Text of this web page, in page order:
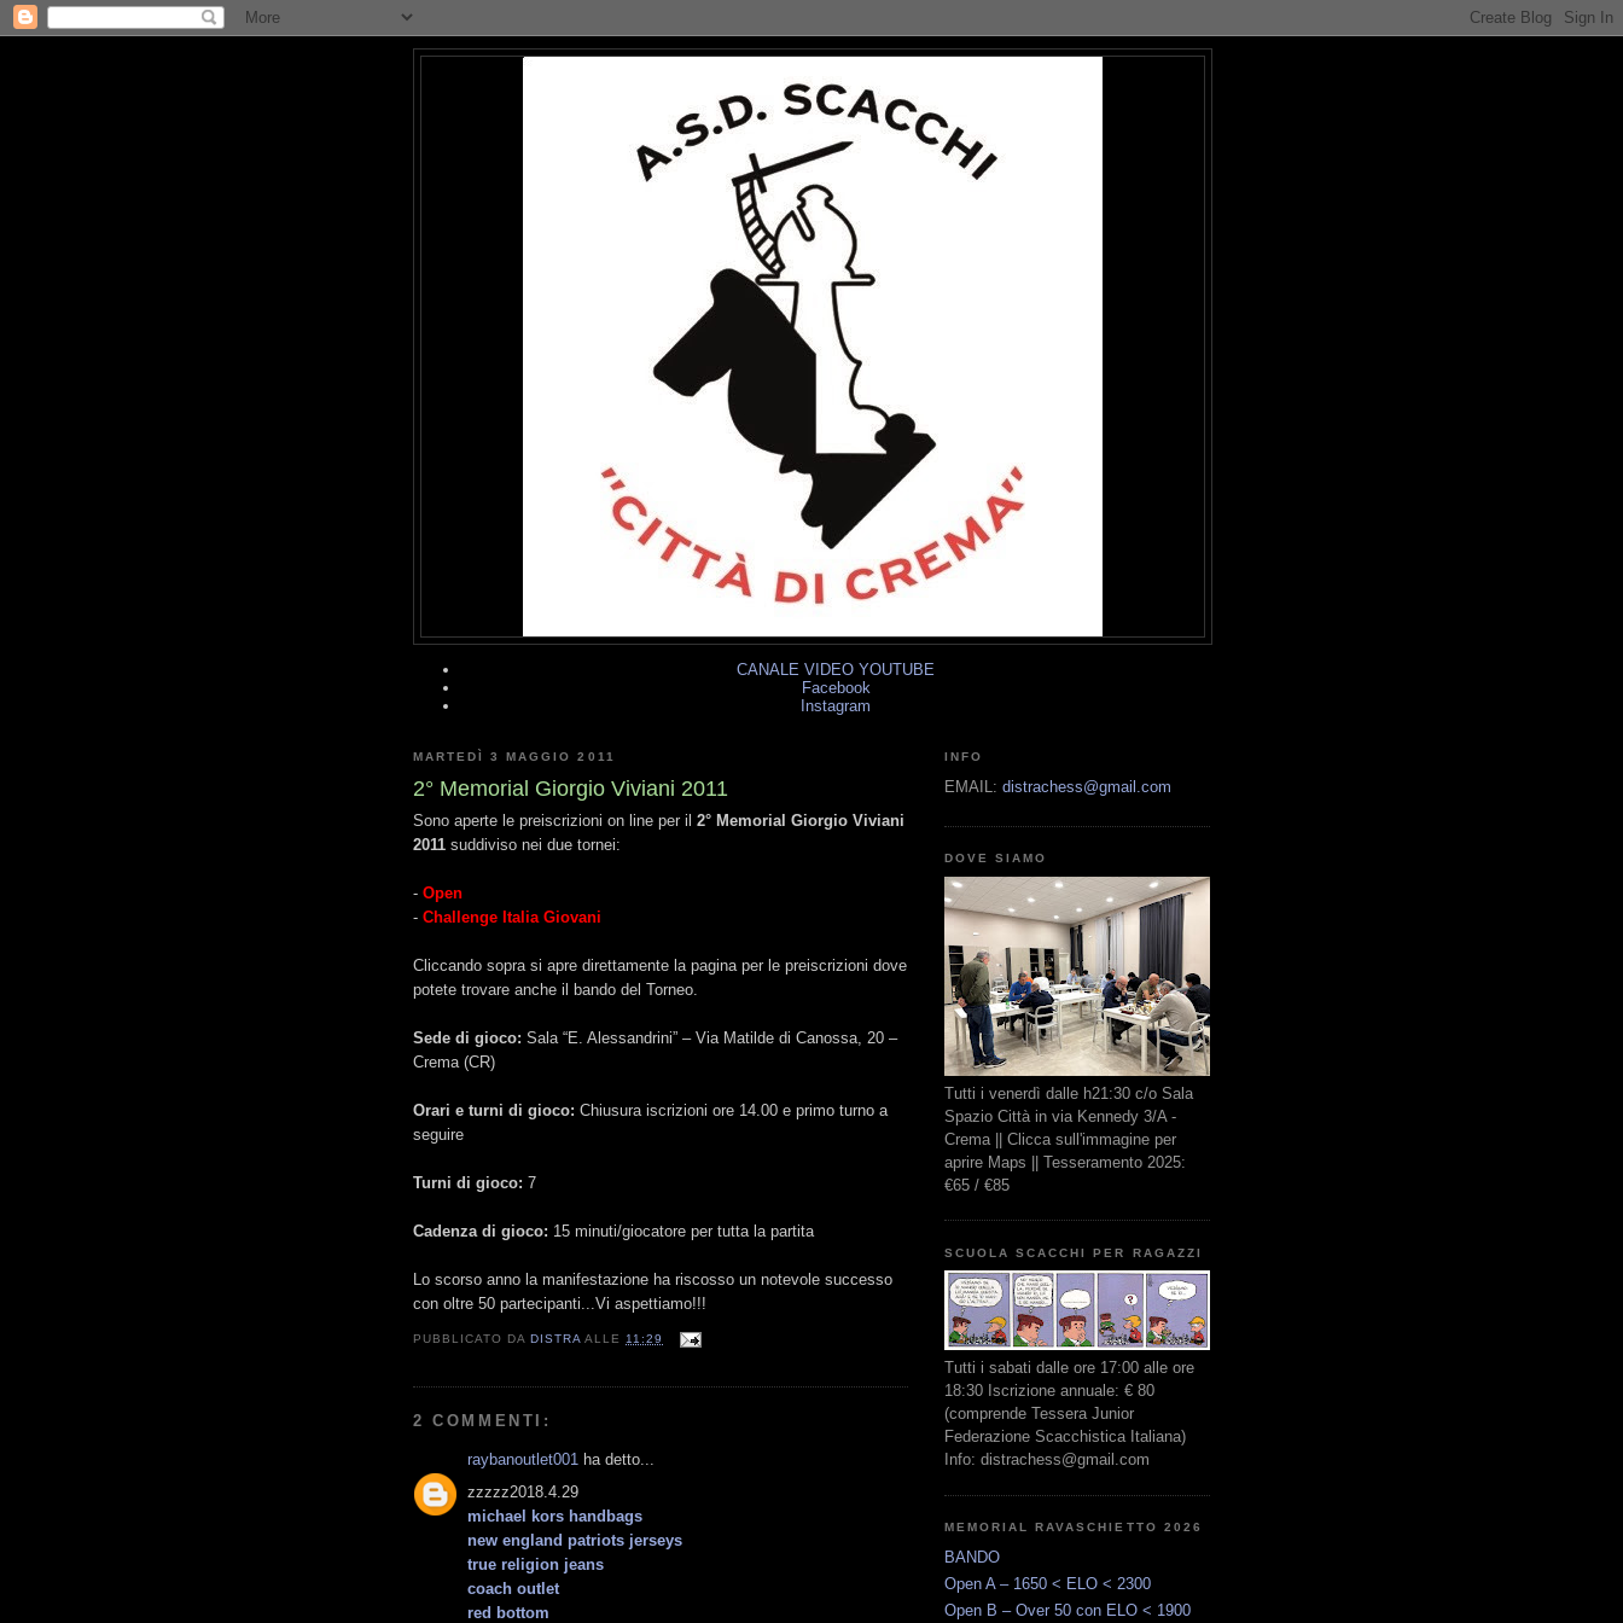
CANALE VIDEO YOUTUBE
Facebook
Instagram
MARTEDÌ 3 MAGGIO 2011
2° Memorial Giorgio Viviani 2011
Sono aperte le preiscrizioni on line per il 2° Memorial Giorgio Viviani
2011 suddiviso nei due tornei:
- Open
- Challenge Italia Giovani
Cliccando sopra si apre direttamente la pagina per le preiscrizioni dove
potete trovare anche il bando del Torneo.
Sede di gioco: Sala “E. Alessandrini” – Via Matilde di Canossa, 20 –
Crema (CR)
Orari e turni di gioco: Chiusura iscrizioni ore 14.00 e primo turno a
seguire
Turni di gioco: 7
Cadenza di gioco: 15 minuti/giocatore per tutta la partita
Lo scorso anno la manifestazione ha riscosso un notevole successo
con oltre 50 partecipanti...Vi aspettiamo!!!
PUBBLICATO DA DISTRA ALLE11:29
2 COMMENTI:
raybanoutlet001 ha detto...
zzzzz2018.4.29
michael kors handbags
new england patriots jerseys
true religion jeans
coach outlet
red bottom
INFO
EMAIL: distrachess@gmail.com
DOVE SIAMO
Tutti i venerdì dalle h21:30 c/o Sala
Spazio Città in via Kennedy 3/A -
Crema || Clicca sull'immagine per
aprire Maps || Tesseramento 2025:
€65 / €85
SCUOLA SCACCHI PER RAGAZZI
Tutti i sabati dalle ore 17:00 alle ore
18:30 Iscrizione annuale: € 80
(comprende Tessera Junior
Federazione Scacchistica Italiana)
Info: distrachess@gmail.com
MEMORIAL RAVASCHIETTO 2026
BANDO
Open A – 1650 < ELO < 2300
Open B – Over 50 con ELO < 1900